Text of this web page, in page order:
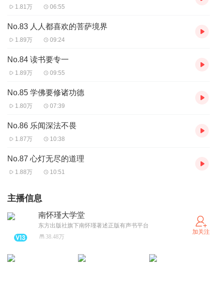
1.81万 06:55
No.83 人人都喜欢的菩萨境界
1.89万 09:24
No.84 读书要专一
1.89万 09:55
No.85 学佛要修诸功德
1.80万 07:39
No.86 乐闻深法不畏
1.87万 10:38
No.87 心灯无尽的道理
1.88万 10:51
主播信息
南怀瑾大学堂
东方出版社旗下南怀瑾著述正版有声书平台
38.48万
加关注